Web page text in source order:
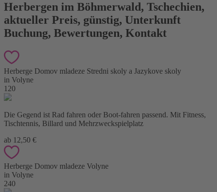
Herbergen im Böhmerwald, Tschechien,
aktueller Preis, günstig, Unterkunft
Buchung, Bewertungen, Kontakt
Herberge Domov mladeze Stredni skoly a Jazykove skoly
in Volyne
120
Die Gegend ist Rad fahren oder Boot-fahren passend. Mit Fitness,
Tischtennis, Billard und Mehrzweckspielplatz
ab 12,50 €
Herberge Domov mladeze Volyne
in Volyne
240